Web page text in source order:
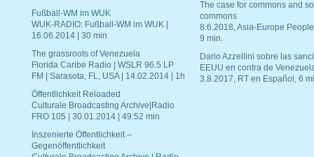
Fußball-WM im WUK
WUK-RADIO: Fußball-WM im WUK |
16.06.2014 | 30 min
The grassroots of Venezuela
Florida Caribe Radio | WSLR 96.5 LP
FM | Sarasota, FL, USA | 14.02.2014 | 1h
Öffentlichkeit Reloaded
Culturale Broadcasting Archive|Radio
FRO 105 | 30.01.2014 | 49:52 min
Inszenierte Öffentlichkeit –
Gegenöffentlichkeit
The case for commons and
commons
8.6.2018, Asia-Europe
9 min.
Dario Azzellini sobre las
EEUU en contra de
3.8.2017, RT en Español, 6